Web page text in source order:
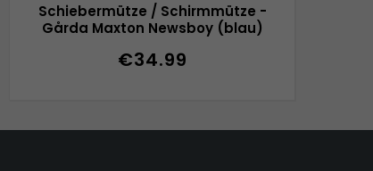
Schiebermütze / Schirmmütze -
Gårda Maxton Newsboy (blau)
€34.99